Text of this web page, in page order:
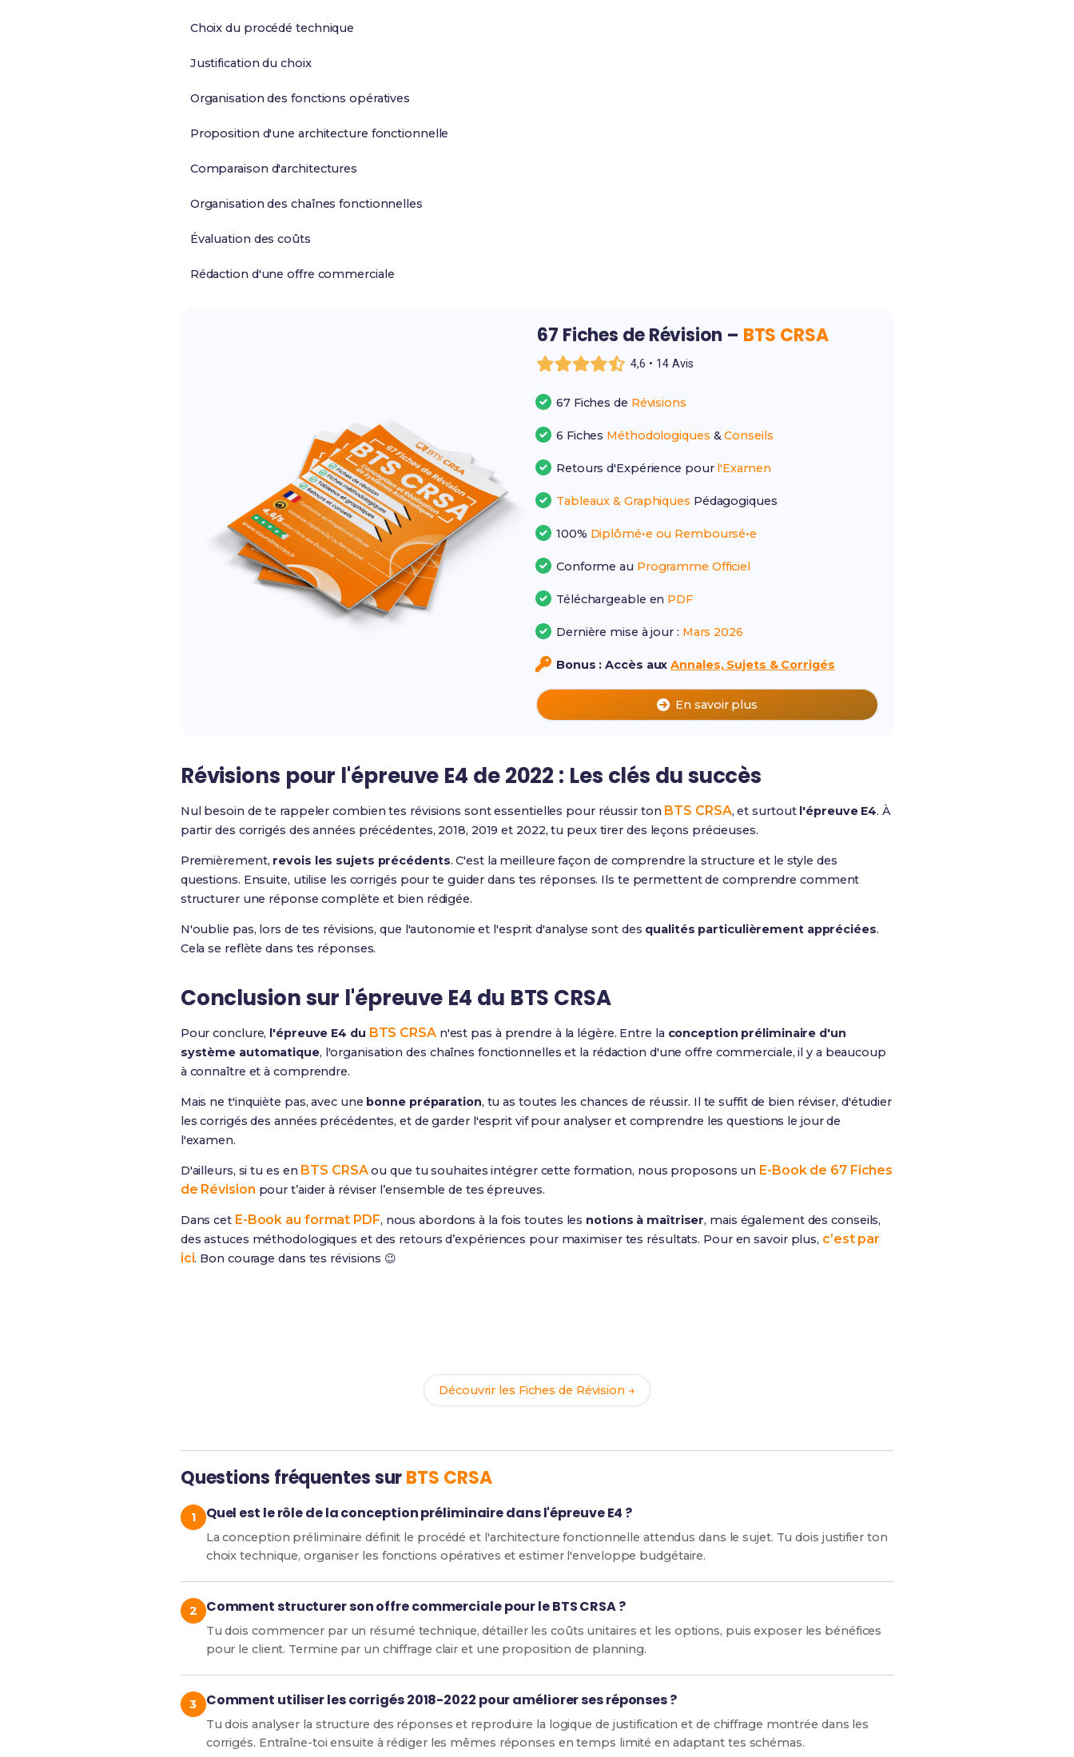
Choix du procédé technique
Justification du choix
Organisation des fonctions opératives
Proposition d'une architecture fonctionnelle
Comparaison d'architectures
Organisation des chaînes fonctionnelles
Évaluation des coûts
Rédaction d'une offre commerciale
67 Fiches de Révision – BTS CRSA
4,6 • 14 Avis
67 Fiches de Révisions
6 Fiches Méthodologiques &Conseils
Retours d'Expérience pour l'Examen
Tableaux & Graphiques Pédagogiques
100% Diplômé•e ou Remboursé•e
Conforme au Programme Officiel
Téléchargeable en PDF
Dernière mise à jour : Mars 2026
Bonus : Accès auxAnnales, Sujets & Corrigés
En savoir plus
Révisions pour l'épreuve E4 de 2022 : Les clés du succès
Nul besoin de te rappeler combien tes révisions sont essentielles pour réussir ton BTS CRSA, et surtout l'épreuve E4. À
partir des corrigés des années précédentes, 2018, 2019 et 2022, tu peux tirer des leçons précieuses.
Premièrement, revois les sujets précédents. C'est la meilleure façon de comprendre la structure et le style des
questions. Ensuite, utilise les corrigés pour te guider dans tes réponses. Ils te permettent de comprendre comment
structurer une réponse complète et bien rédigée.
N'oublie pas, lors de tes révisions, que l'autonomie et l'esprit d'analyse sont des qualités particulièrement appréciées.
Cela se reflète dans tes réponses.
Conclusion sur l'épreuve E4 du BTS CRSA
Pour conclure, l'épreuve E4 du BTS CRSAn'est pas à prendre à la légère. Entre la conception préliminaire d'un
système automatique, l'organisation des chaînes fonctionnelles et la rédaction d'une offre commerciale, il y a beaucoup
à connaître et à comprendre.
Mais ne t'inquiète pas, avec une bonne préparation, tu as toutes les chances de réussir. Il te suffit de bien réviser, d'étudier
les corrigés des années précédentes, et de garder l'esprit vif pour analyser et comprendre les questions le jour de
l'examen.
D'ailleurs, si tu es en BTS CRSAou que tu souhaites intégrer cette formation, nous proposons un E-Book de 67 Fiches
de Révision pour t’aider à réviser l’ensemble de tes épreuves.
Dans cet E-Book au format PDF, nous abordons à la fois toutes les notions à maîtriser, mais également des conseils,
des astuces méthodologiques et des retours d’expériences pour maximiser tes résultats. Pour en savoir plus, c’est par
ici. Bon courage dans tes révisions 😉
Découvrir les Fiches de Révision →
Questions fréquentes surBTS CRSA
Quel est le rôle de la conception préliminaire dans l'épreuve E4 ?
La conception préliminaire définit le procédé et l'architecture fonctionnelle attendus dans le sujet. Tu dois justifier ton
choix technique, organiser les fonctions opératives et estimer l'enveloppe budgétaire.
Comment structurer son offre commerciale pour le BTS CRSA ?
Tu dois commencer par un résumé technique, détailler les coûts unitaires et les options, puis exposer les bénéfices
pour le client. Termine par un chiffrage clair et une proposition de planning.
Comment utiliser les corrigés 2018-2022 pour améliorer ses réponses ?
Tu dois analyser la structure des réponses et reproduire la logique de justification et de chiffrage montrée dans les
corrigés. Entraîne-toi ensuite à rédiger les mêmes réponses en temps limité en adaptant tes schémas.